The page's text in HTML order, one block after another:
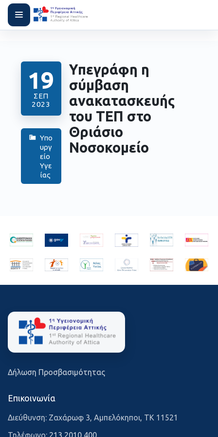
19
ΣΕΠ
2023
Υπο
υργ
είο
Υγε
ίας
Υπεγράφη η
σύμβαση
ανακατασκευής
του ΤΕΠ στο
Θριάσιο
Νοσοκομείο
Δήλωση Προσβασιμότητας
Επικοινωνία
Διεύθυνση: Ζαχάρωφ 3, Αμπελόκηποι, ΤΚ 11521
Τηλέφωνο: 213 2010 400